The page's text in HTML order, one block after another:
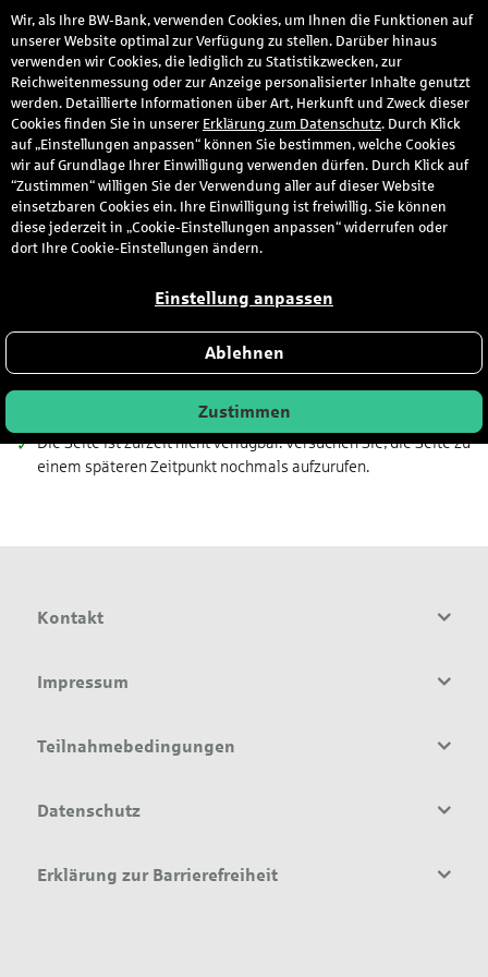
Seite nicht gefunden
Das von Ihnen angeforderte Dokument
konnte nicht gefunden werden
Die Seite hat im Rahmen einer technischen Umstrukturierung
eine neue Seitenadresse (URL) erhalten.
Sie haben die Seitenadresse (URL) von Hand eingegeben.
Vergewissern Sie sich, dass Ihre Eingabe korrekt ist.
Die Seite ist zurzeit nicht verfügbar. Versuchen Sie, die Seite zu
einem späteren Zeitpunkt nochmals aufzurufen.
Kontakt
Impressum
Teilnahmebedingungen
Datenschutz
Erklärung zur Barrierefreiheit
Wir, als Ihre BW-Bank, verwenden Cookies, um Ihnen die Funktionen auf
unserer Website optimal zur Verfügung zu stellen. Darüber hinaus
verwenden wir Cookies, die lediglich zu Statistikzwecken, zur
Reichweitenmessung oder zur Anzeige personalisierter Inhalte genutzt
werden. Detaillierte Informationen über Art, Herkunft und Zweck dieser
Cookies finden Sie in unserer Erklärung zum Datenschutz. Durch Klick
auf „Einstellungen anpassen“ können Sie bestimmen, welche Cookies
wir auf Grundlage Ihrer Einwilligung verwenden dürfen. Durch Klick auf
“Zustimmen“ willigen Sie der Verwendung aller auf dieser Website
einsetzbaren Cookies ein. Ihre Einwilligung ist freiwillig. Sie können
diese jederzeit in „Cookie-Einstellungen anpassen“ widerrufen oder
dort Ihre Cookie-Einstellungen ändern.
Einstellung anpassen
Ablehnen
Zustimmen